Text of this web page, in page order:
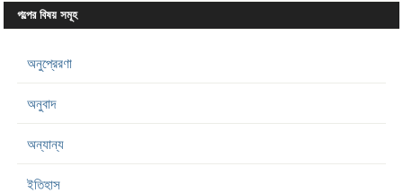
গল্পের বিষয় সমূহ
অনুপ্রেরণা
অনুবাদ
অন্যান্য
ইতিহাস